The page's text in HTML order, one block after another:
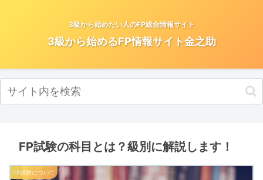
3級から始めたい人のFP総合情報サイト
3級から始めるFP情報サイト金之助
FP試験の科目とは？級別に解説します！
FP試験について